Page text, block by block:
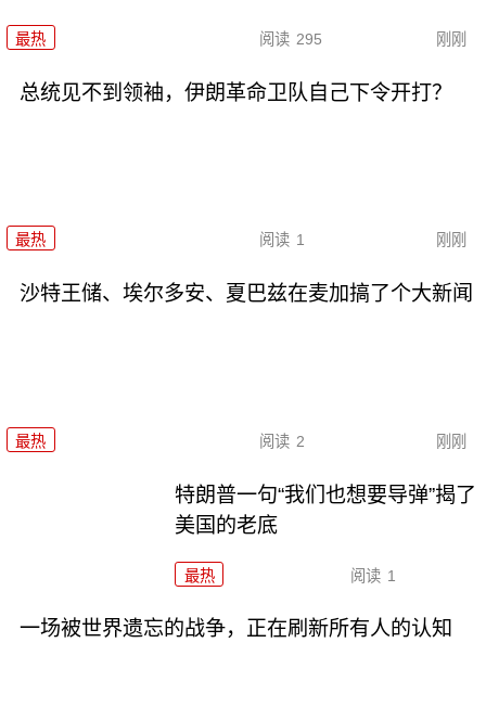
最热 阅读 295 刚刚
总统见不到领袖，伊朗革命卫队自己下令开打？
最热 阅读 1 刚刚
沙特王储、埃尔多安、夏巴兹在麦加搞了个大新闻
最热 阅读 2 刚刚
特朗普一句“我们也想要导弹”揭了
美国的老底
最热 阅读 1
一场被世界遗忘的战争，正在刷新所有人的认知